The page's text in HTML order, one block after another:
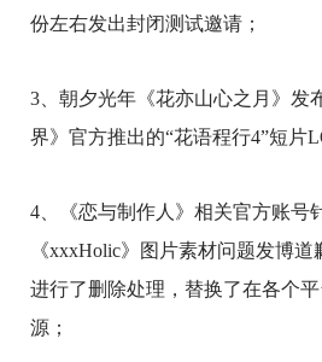
份左右发出封闭测试邀请；
3、朝夕光年《花亦山心之月》发
界》官方推出的“花语程行4”短片
4、《恋与制作人》相关官方账号
《xxxHolic》图片素材问题发博
进行了删除处理，替换了在各个
源；